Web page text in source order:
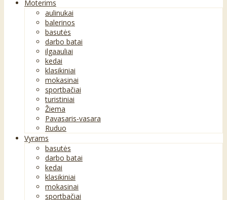
Moterims
aulinukai
balerinos
basutės
darbo batai
ilgaauliai
kedai
klasikiniai
mokasinai
sportbačiai
turistiniai
Žiema
Pavasaris-vasara
Ruduo
Vyrams
basutės
darbo batai
kedai
klasikiniai
mokasinai
sportbačiai